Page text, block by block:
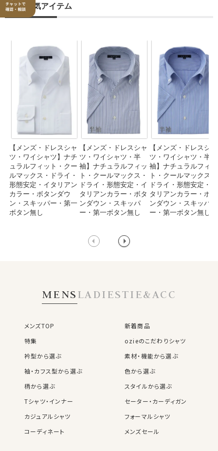
ozieの人気アイテム
【メンズ・ドレスシャ
ツ・ワイシャツ】ナチ
ュラルフィット・クー
ルマックス・ドライ・
形態安定・イタリアン
カラー・ボタンダウ
ン・スキッパー・第一
ボタン無し
【メンズ・ドレスシャ
ツ・ワイシャツ・半
袖】ナチュラルフィッ
ト・クールマックス・
ドライ・形態安定・イ
タリアンカラー・ボタ
ンダウン・スキッパ
ー・第一ボタン無し
【メンズ・ドレスシャ
ツ・ワイシャツ・半
袖】ナチュラルフィッ
ト・クールマックス・
ドライ・形態安定・イ
タリアンカラー・ボタ
ンダウン・スキッパ
ー・第一ボタン無し
MENSLADIESTIE&ACC
メンズTOP
新着商品
特集
ozieのこだわりシャツ
衿型から選ぶ
素材・機能から選ぶ
袖・カフス型から選ぶ
色から選ぶ
柄から選ぶ
スタイルから選ぶ
Tシャツ・インナー
セーター・カーディガン
カジュアルシャツ
フォーマルシャツ
コーディネート
メンズセール